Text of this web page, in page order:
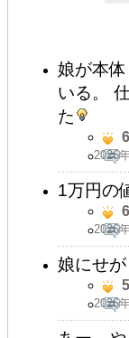
娘が本
いる。
た
2026
1万円の
2026
娘にせ
2026